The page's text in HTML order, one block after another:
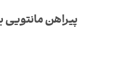
پیراهن مانتویی